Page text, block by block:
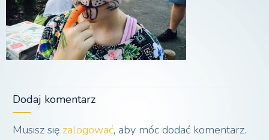
Dodaj komentarz
Musisz się zalogować, aby móc dodać komentarz.